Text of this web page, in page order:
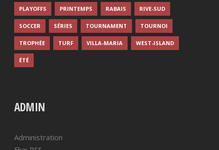
PLAYOFFS PRINTEMPS RABAIS RIVE-SUD
SOCCER SÉRIES TOURNAMENT TOURNOI
TROPHÉE TURF VILLA-MARIA WEST-ISLAND
ÉTÉ
ADMIN
Administration